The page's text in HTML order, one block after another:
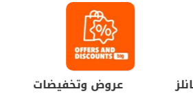
عروض وتخفيضات